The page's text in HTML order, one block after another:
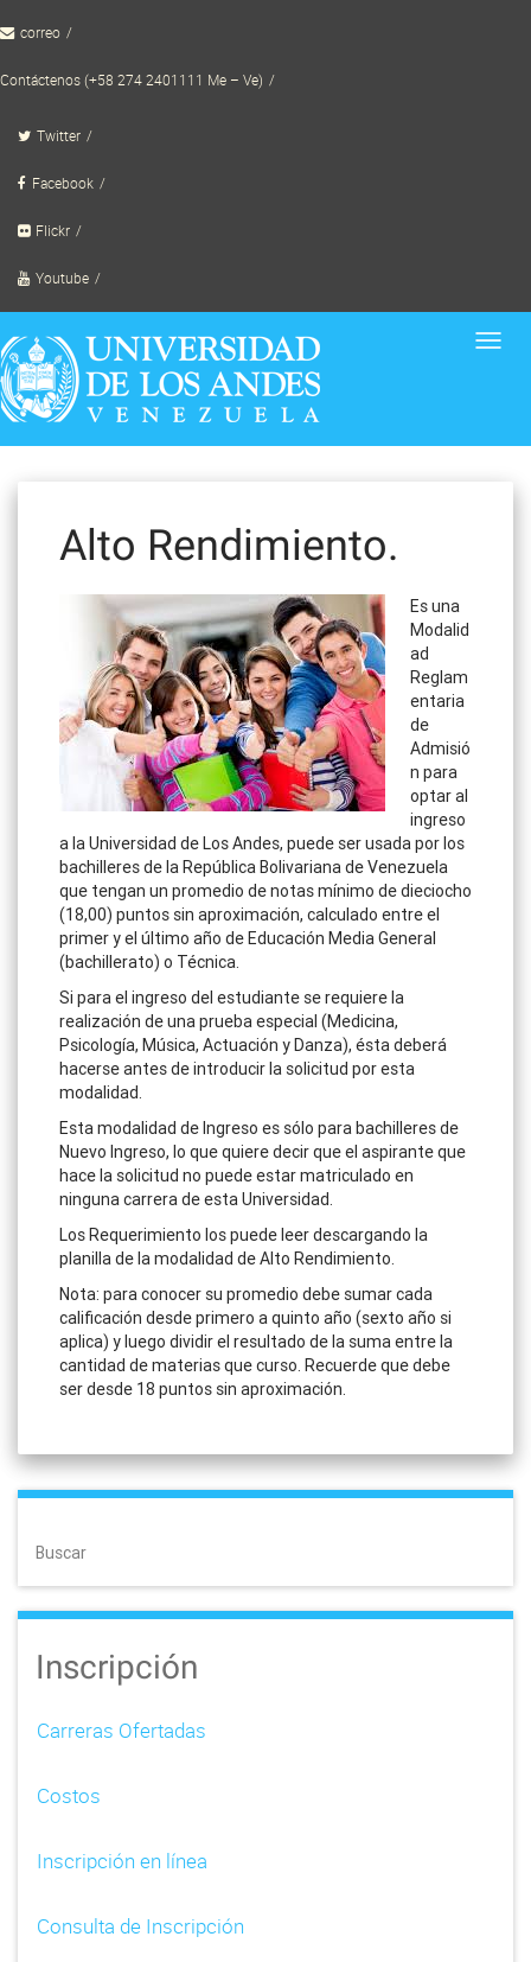
to correo
Contáctenos (+58 274 2401111 Me – Ve)
Twitter
Facebook
Flickr
Youtube
Alto Rendimiento.
Es una
Modalid
ad
Reglam
entaria
de
Admisió
n para
optar al
ingreso
a la Universidad de Los Andes, puede ser usada por los
bachilleres de la República Bolivariana de Venezuela
que tengan un promedio de notas mínimo de dieciocho
(18,00) puntos sin aproximación, calculado entre el
primer y el último año de Educación Media General
(bachillerato) o Técnica.
Si para el ingreso del estudiante se requiere la
realización de una prueba especial (Medicina,
Psicología, Música, Actuación y Danza), ésta deberá
hacerse antes de introducir la solicitud por esta
modalidad.
Esta modalidad de Ingreso es sólo para bachilleres de
Nuevo Ingreso, lo que quiere decir que el aspirante que
hace la solicitud no puede estar matriculado en
ninguna carrera de esta Universidad.
Los Requerimiento los puede leer descargando la
planilla de la modalidad de Alto Rendimiento.
Nota: para conocer su promedio debe sumar cada
calificación desde primero a quinto año (sexto año si
aplica) y luego dividir el resultado de la suma entre la
cantidad de materias que curso. Recuerde que debe
ser desde 18 puntos sin aproximación.
Buscar
Inscripción
Carreras Ofertadas
Costos
Inscripción en línea
Consulta de Inscripción